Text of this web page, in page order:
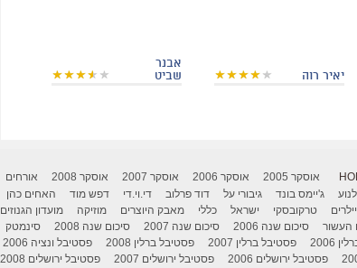
יאיר רוה
אבנר
שביט
אוסקר 2005 אוסקר 2006 אוסקר 2007 אוסקר 2008
אורחים
ג'יימס בונד גיבורי על דוד פרלוב די.וי.די דפש מוד
האחים כהן
טרקובסקי ישראל כללי מאבק היוצרים מוזיקה
מועדון הגנוזים
העשור סיכום שנה 2006 סיכום שנה 2007 סיכום שנה 2008
סינמטק
2006 פסטיבל ברלין 2007 פסטיבל ברלין 2008
פסטיבל ונציה 2006
פסטיבל ירושלים 2006 פסטיבל ירושלים 2007 פסטיבל ירושלים 2008